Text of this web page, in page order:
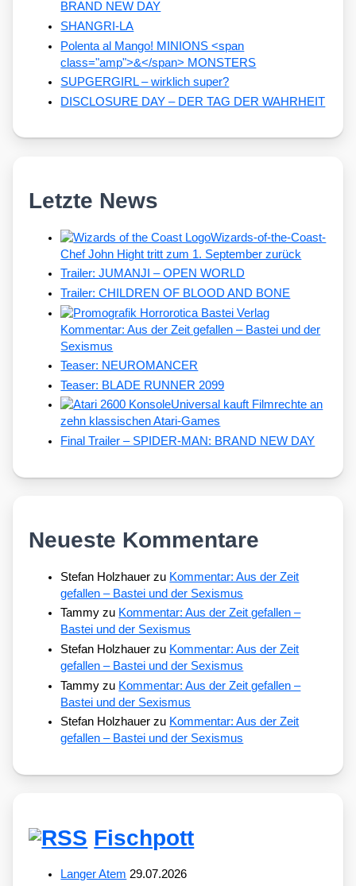
BRAND NEW DAY
SHANGRI-LA
Polenta al Mango! MINIONS <span
class="amp">&</span> MONSTERS
SUPGERGIRL – wirklich super?
DISCLOSURE DAY – DER TAG DER WAHRHEIT
Letzte News
Wizards-of-the-Coast-
Chef John Hight tritt zum 1. September zurück
Trailer: JUMANJI – OPEN WORLD
Trailer: CHILDREN OF BLOOD AND BONE
Kommentar: Aus der Zeit gefallen – Bastei und der
Sexismus
Teaser: NEUROMANCER
Teaser: BLADE RUNNER 2099
Universal kauft Filmrechte an
zehn klassischen Atari-Games
Final Trailer – SPIDER-MAN: BRAND NEW DAY
Neueste Kommentare
Stefan Holzhauer zu Kommentar: Aus der Zeit
gefallen – Bastei und der Sexismus
Tammy zu Kommentar: Aus der Zeit gefallen –
Bastei und der Sexismus
Stefan Holzhauer zu Kommentar: Aus der Zeit
gefallen – Bastei und der Sexismus
Tammy zu Kommentar: Aus der Zeit gefallen –
Bastei und der Sexismus
Stefan Holzhauer zu Kommentar: Aus der Zeit
gefallen – Bastei und der Sexismus
Fischpott
Langer Atem 29.07.2026